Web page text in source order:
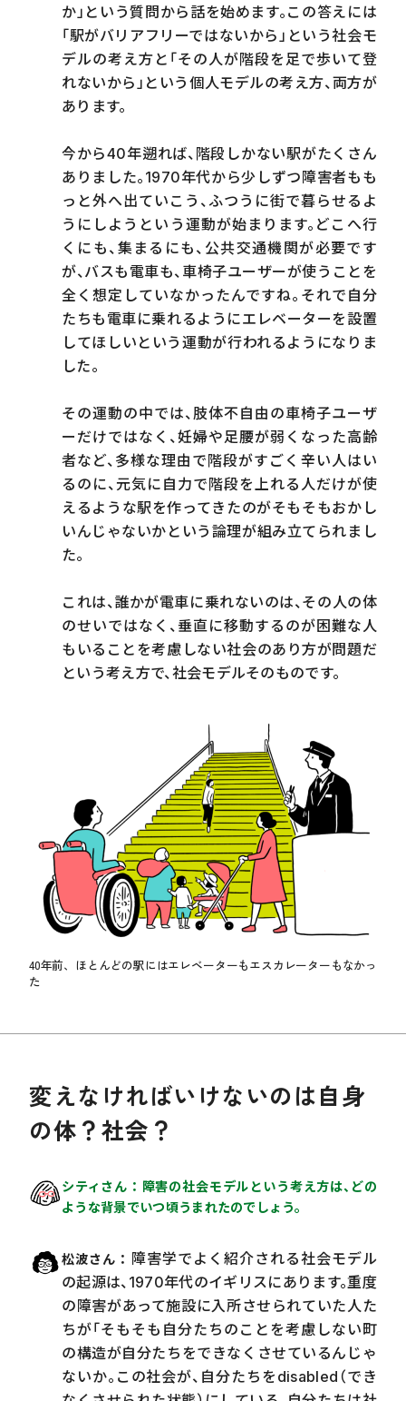
「良かれ」を疑い、決めつけずに対話する
合理的配慮にマニュアルはない
障害者運動の歴史から「社会モデル」を学ぶ
変えなければいけないのは自身の体？社会？
聴覚障害者は日本映画を楽しめない？
共に「好きなこと」を分かち合うだけのこと
障害者だけではない社会モデルの考え方
か」という質問から話を始めます。この答えには
「駅がバリアフリーではないから」という社会モ
デルの考え方と「その人が階段を足で歩いて登
れないから」という個人モデルの考え方、両方が
あります。
今から40年遡れば、階段しかない駅がたくさん
ありました。1970年代から少しずつ障害者もも
っと外へ出ていこう、ふつうに街で暮らせるよ
うにしようという運動が始まります。どこへ行
くにも、集まるにも、公共交通機関が必要です
が、バスも電車も、車椅子ユーザーが使うことを
全く想定していなかったんですね。それで自分
たちも電車に乗れるようにエレベーターを設置
してほしいという運動が行われるようになりま
した。
その運動の中では、肢体不自由の車椅子ユーザ
ーだけではなく、妊婦や足腰が弱くなった高齢
者など、多様な理由で階段がすごく辛い人はい
るのに、元気に自力で階段を上れる人だけが使
えるような駅を作ってきたのがそもそもおかし
いんじゃないかという論理が組み立てられまし
た。
これは、誰かが電車に乗れないのは、その人の体
のせいではなく、垂直に移動するのが困難な人
もいることを考慮しない社会のあり方が問題だ
という考え方で、社会モデルそのものです。
40年前、ほとんどの駅にはエレベーターもエスカレーターもなかっ
た
変えなければいけないのは自身
の体？社会？
シティさん
障害の社会モデルという考え方は、どの
ような背景でいつ頃うまれたのでしょう。
松波さん
障害学でよく紹介される社会モデル
の起源は、1970年代のイギリスにあります。重度
の障害があって施設に入所させられていた人た
ちが「そもそも自分たちのことを考慮しない町
の構造が自分たちをできなくさせているんじゃ
ないか。この社会が、自分たちをdisabled（でき